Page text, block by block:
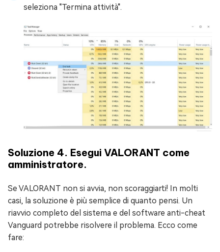
seleziona "Termina attività".
Soluzione 4. Esegui VALORANT come
amministratore.
Se VALORANT non si avvia, non scoraggiarti! In molti
casi, la soluzione è più semplice di quanto pensi. Un
riavvio completo del sistema e del software anti-cheat
Vanguard potrebbe risolvere il problema. Ecco come
fare: